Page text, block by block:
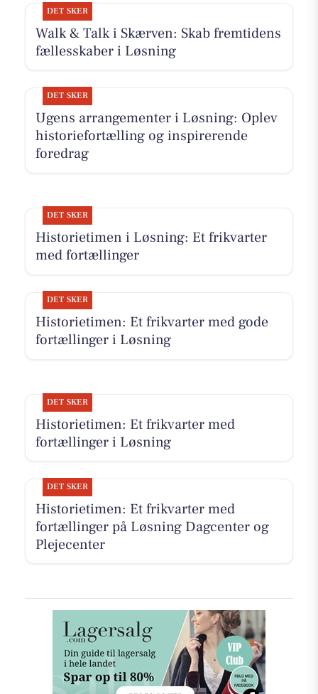
DET SKER
Walk & Talk i Skærven: Skab fremtidens
fællesskaber i Løsning
DET SKER
Ugens arrangementer i Løsning: Oplev
historiefortælling og inspirerende
foredrag
DET SKER
Historietimen i Løsning: Et frikvarter
med fortællinger
DET SKER
Historietimen: Et frikvarter med gode
fortællinger i Løsning
DET SKER
Historietimen: Et frikvarter med
fortællinger i Løsning
DET SKER
Historietimen: Et frikvarter med
fortællinger på Løsning Dagcenter og
Plejecenter